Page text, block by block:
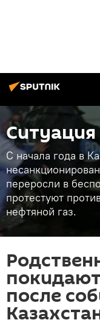
Ситуация
С начала года в
переросли в
протестуют
нефтяной газ.
после